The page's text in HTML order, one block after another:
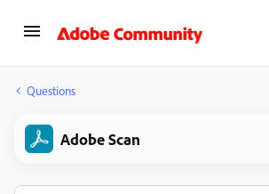
Questions
Adobe Scan